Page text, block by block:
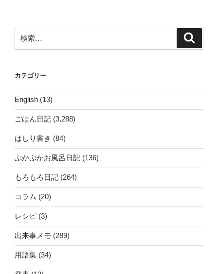
ン
索:
カテゴリー
English (13)
ごはん日記 (3,288)
はしり書き (84)
ぷかぷかお風呂日記 (136)
もろもろ日記 (264)
コラム (20)
レシピ (3)
出来事メモ (289)
用語集 (34)